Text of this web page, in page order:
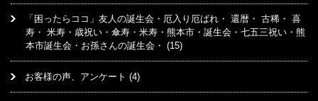
「困ったらココ」友人の誕生会・厄入り厄ばれ・ 還暦・ 古稀・ 喜
寿・ 米寿・歳祝い・傘寿・米寿・熊本市・誕生会・七五三祝い・熊
本市誕生会・お孫さんの誕生会・ (15)
お客様の声、アンケート (4)